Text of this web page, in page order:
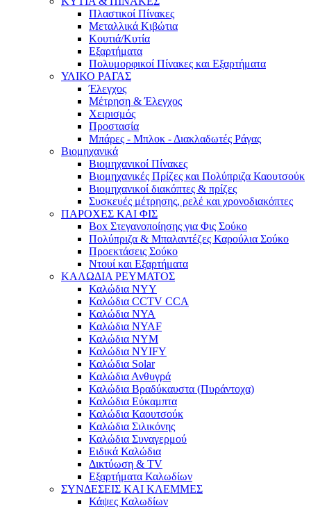
Πλαστικοί Πίνακες
Μεταλλικά Κιβώτια
Κουτιά/Κυτία
Εξαρτήματα
Πολυμορφικοί Πίνακες και Εξαρτήματα
ΥΛΙΚΟ ΡΑΓΑΣ
Έλεγχος
Μέτρηση & Έλεγχος
Χειρισμός
Προστασία
Μπάρες - Μπλοκ - Διακλαδωτές Ράγας
Βιομηχανικά
Βιομηχανικοί Πίνακες
Βιομηχανικές Πρίζες και Πολύπριζα Καουτσούκ
Βιομηχανικοί διακόπτες & πρίζες
Συσκευές μέτρησης, ρελέ και χρονοδιακόπτες
ΠΑΡΟΧΕΣ ΚΑΙ ΦΙΣ
Box Στεγανοποίησης για Φις Σούκο
Πολύπριζα & Μπαλαντέζες Καρούλια Σούκο
Προεκτάσεις Σούκο
Ντουί και Εξαρτήματα
ΚΑΛΩΔΙΑ ΡΕΥΜΑΤΟΣ
Καλώδια NYY
Καλώδια CCTV CCA
Καλώδια NYA
Καλώδια NYAF
Καλώδια NYM
Καλώδια NYIFY
Καλώδια Solar
Καλώδια Ανθυγρά
Καλώδια Βραδύκαυστα (Πυράντοχα)
Καλώδια Εύκαμπτα
Καλώδια Καουτσούκ
Καλώδια Σιλικόνης
Καλώδια Συναγερμού
Ειδικά Καλώδια
Δικτύωση & TV
Εξαρτήματα Καλωδίων
ΣΥΝΔΕΣΕΙΣ ΚΑΙ ΚΛΕΜΜΕΣ
Κάψες Καλωδίων